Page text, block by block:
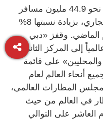
وقد استقبل مطار دبي الدولي نحو 44.9 مليون مسافر
خلال النصف الأول من العام الجاري، بزيادة نسبتها 8%
الماضي. وقفز «دبي
إلى المركز الثاني
على قائمة
جميع أنحاء العالم لعام
المطارات العالمي،
في العالم من حيث
العاشر على التوالي